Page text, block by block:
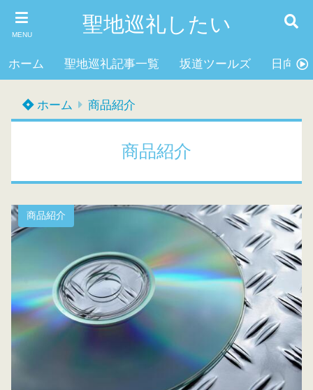
MENU 聖地巡礼したい
ホーム 聖地巡礼記事一覧 坂道ツールズ 日向坂
ホーム 商品紹介
商品紹介
商品紹介